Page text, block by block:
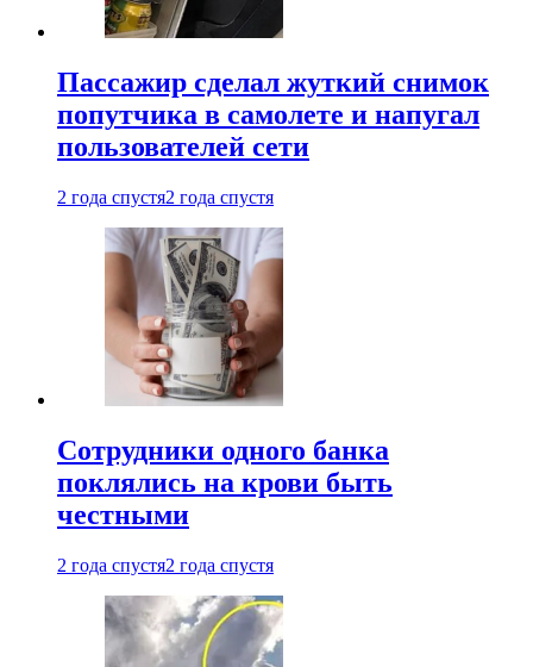
Пассажир сделал жуткий снимок
попутчика в самолете и напугал
пользователей сети
2 года спустя2 года спустя
Сотрудники одного банка
поклялись на крови быть
честными
2 года спустя2 года спустя